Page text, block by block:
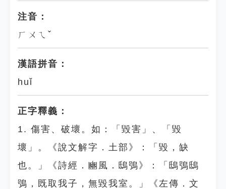
注音：
ㄏㄨㄟˇ
漢語拼音：
huǐ
正字釋義：
1. 傷害、破壞。如：「毀害」、「毀
壞」。《說文解字．土部》：「毀，缺
也。」《詩經．豳風．鴟鴞》：「鴟鴞鴟
鴞，既取我子，無毀我室。」《左傳．文